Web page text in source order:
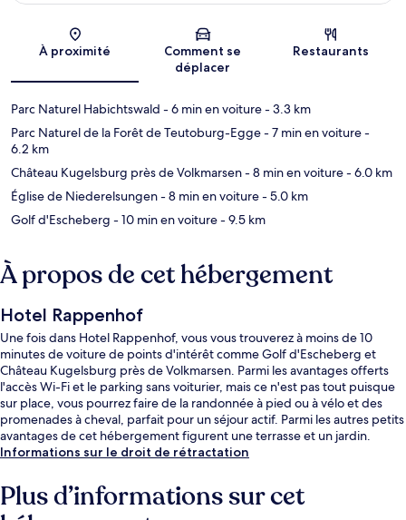
Carte
À proximité
Comment se
déplacer
Restaurants
Parc Naturel Habichtswald - 6 min en voiture- 3.3 km
Parc Naturel de la Forêt de Teutoburg-Egge- 7 min en voiture-
6.2 km
Château Kugelsburg près de Volkmarsen- 8 min en voiture- 6.0 km
Église de Niederelsungen- 8 min en voiture- 5.0 km
Golf d'Escheberg - 10 min en voiture- 9.5 km
À propos de cet hébergement
Hotel Rappenhof
Une fois dans Hotel Rappenhof, vous vous trouverez à moins de 10
minutes de voiture de points d'intérêt comme Golf d'Escheberg et
Château Kugelsburg près de Volkmarsen. Parmi les avantages offerts
l'accès Wi-Fi et le parking sans voiturier, mais ce n'est pas tout puisque
sur place, vous pourrez faire de la randonnée à pied ou à vélo et des
promenades à cheval, parfait pour un séjour actif. Parmi les autres petits
avantages de cet hébergement figurent une terrasse et un jardin.
Informations sur le droit de rétractation
Plus d’informations sur cet